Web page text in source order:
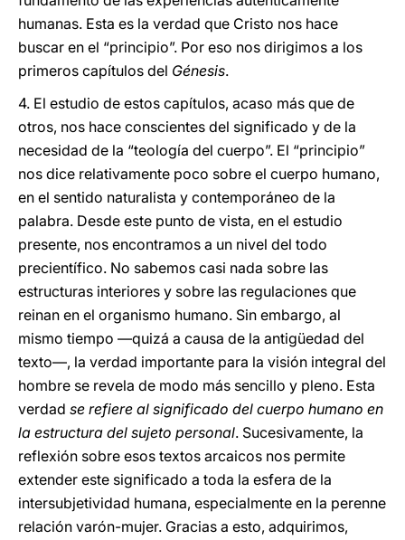
humanas. Esta es la verdad que Cristo nos hace
buscar en el “principio”. Por eso nos dirigimos a los
primeros capítulos del Génesis.
4. El estudio de estos capítulos, acaso más que de
otros, nos hace conscientes del significado y de la
necesidad de la “teología del cuerpo”. El “principio”
nos dice relativamente poco sobre el cuerpo humano,
en el sentido naturalista y contemporáneo de la
palabra. Desde este punto de vista, en el estudio
presente, nos encontramos a un nivel del todo
precientífico. No sabemos casi nada sobre las
estructuras interiores y sobre las regulaciones que
reinan en el organismo humano. Sin embargo, al
mismo tiempo —quizá a causa de la antigüedad del
texto—, la verdad importante para la visión integral del
hombre se revela de modo más sencillo y pleno. Esta
verdad se refiere al significado del cuerpo humano en
la estructura del sujeto personal. Sucesivamente, la
reflexión sobre esos textos arcaicos nos permite
extender este significado a toda la esfera de la
intersubjetividad humana, especialmente en la perenne
relación varón-mujer. Gracias a esto, adquirimos,